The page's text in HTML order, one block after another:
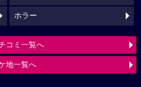
ホラー
コミ一覧へ
地一覧へ